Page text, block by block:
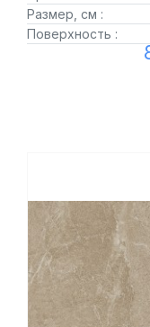
Размер, см :
Поверхность :